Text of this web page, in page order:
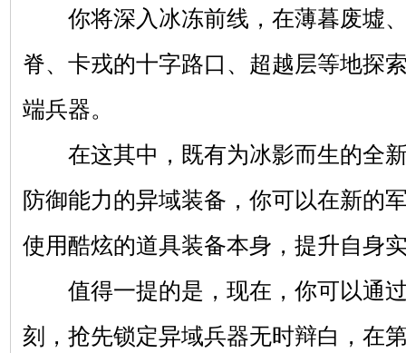
你将深入冰冻前线，在薄暮废墟、
脊、卡戎的十字路口、超越层等地探
端兵器。
在这其中，既有为冰影而生的全新
防御能力的异域装备，你可以在新的
使用酷炫的道具装备本身，提升自身
值得一提的是，现在，你可以通过
刻，抢先锁定异域兵器无时辩白，在